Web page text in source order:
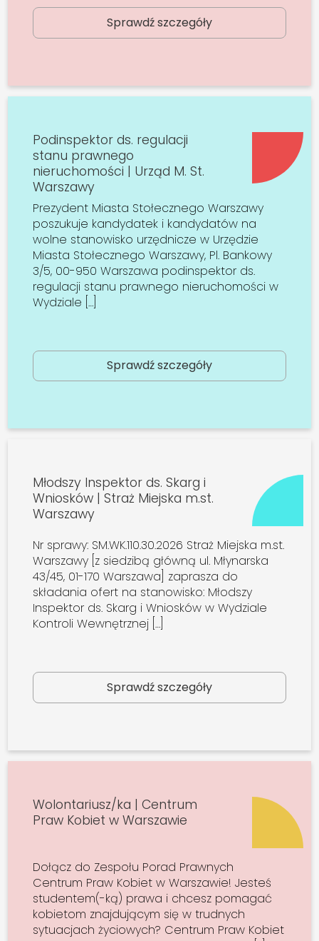
Sprawdź szczegóły
Podinspektor ds. regulacji
stanu prawnego
nieruchomości | Urząd M. St.
Warszawy
Prezydent Miasta Stołecznego Warszawy
poszukuje kandydatek i kandydatów na
wolne stanowisko urzędnicze w Urzędzie
Miasta Stołecznego Warszawy, Pl. Bankowy
3/5, 00-950 Warszawa podinspektor ds.
regulacji stanu prawnego nieruchomości w
Wydziale […]
Sprawdź szczegóły
Młodszy Inspektor ds. Skarg i
Wniosków | Straż Miejska m.st.
Warszawy
Nr sprawy: SM.WK.110.30.2026 Straż Miejska m.st.
Warszawy [z siedzibą główną ul. Młynarska
43/45, 01-170 Warszawa] zaprasza do
składania ofert na stanowisko: Młodszy
Inspektor ds. Skarg i Wniosków w Wydziale
Kontroli Wewnętrznej […]
Sprawdź szczegóły
Wolontariusz/ka | Centrum
Praw Kobiet w Warszawie
Dołącz do Zespołu Porad Prawnych
Centrum Praw Kobiet w Warszawie! Jesteś
studentem(-ką) prawa i chcesz pomagać
kobietom znajdującym się w trudnych
sytuacjach życiowych? Centrum Praw Kobiet